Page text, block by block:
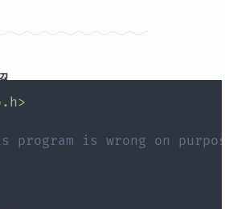
program is wrong on